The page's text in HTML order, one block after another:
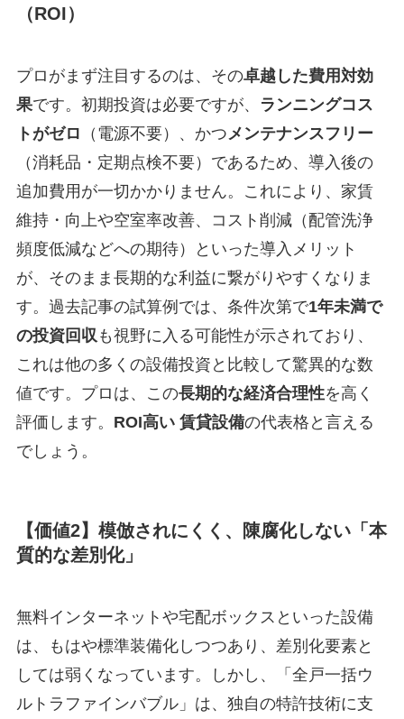
（ROI）
プロがまず注目するのは、その卓越した費用対効
果です。初期投資は必要ですが、
ランニングコス
トがゼロ （電源不要）、かつ メンテナンスフリー
（消耗品・定期点検不要）であるため、導入後の
追加費用が一切かかりません。これにより、家賃
維持・向上や空室率改善、コスト削減（配管洗浄
頻度低減などへの期待）といった導入メリット
が、そのまま長期的な利益に繋がりやすくなりま
す。過去記事の試算例では、条件次第で1年未満で
の投資回収 も視野に入る可能性が示されており、
これは他の多くの設備投資と比較して驚異的な数
値です。プロは、この長期的な経済合理性を高く
評価します。 ROI高い 賃貸設備の代表格と言える
でしょう。
【価値2】模倣されにくく、陳腐化しない「本
質的な差別化」
無料インターネットや宅配ボックスといった設備
は、もはや標準装備化しつつあり、差別化要素と
しては弱くなっています。しかし、「全戸一括ウ
ルトラファインバブル」は、独自の特許技術に支